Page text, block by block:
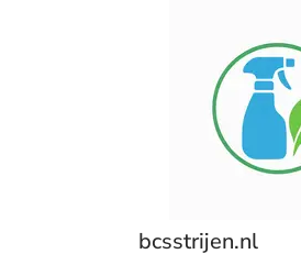
bcsstrijen.nl